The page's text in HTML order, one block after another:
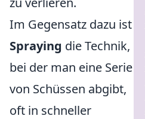
Im Gegensatz dazu ist
Spraying die Technik,
bei der man eine Serie
von Schüssen abgibt,
oft in schneller